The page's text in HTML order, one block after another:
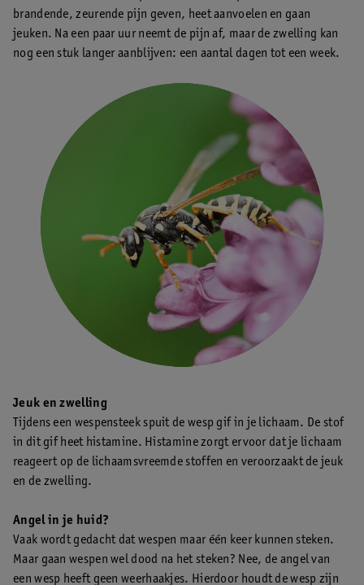
brandende, zeurende pijn geven, heet aanvoelen en gaan
jeuken. Na een paar uur neemt de pijn af, maar de zwelling kan
nog een stuk langer aanblijven: een aantal dagen tot een week.
Jeuk en zwelling
Tijdens een wespensteek spuit de wesp gif in je lichaam. De stof
in dit gif heet histamine. Histamine zorgt ervoor dat je lichaam
reageert op de lichaamsvreemde stoffen en veroorzaakt de jeuk
en de zwelling.
Angel in je huid?
Vaak wordt gedacht dat wespen maar één keer kunnen steken.
Maar gaan wespen wel dood na het steken? Nee, de angel van
een wesp heeft geen weerhaakjes. Hierdoor houdt de wesp zijn